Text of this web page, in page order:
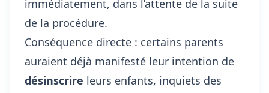
immédiatement, dans l’attente de la suite
de la procédure.
Conséquence directe : certains parents
auraient déjà manifesté leur intention de
désinscrire leurs enfants, inquiets des